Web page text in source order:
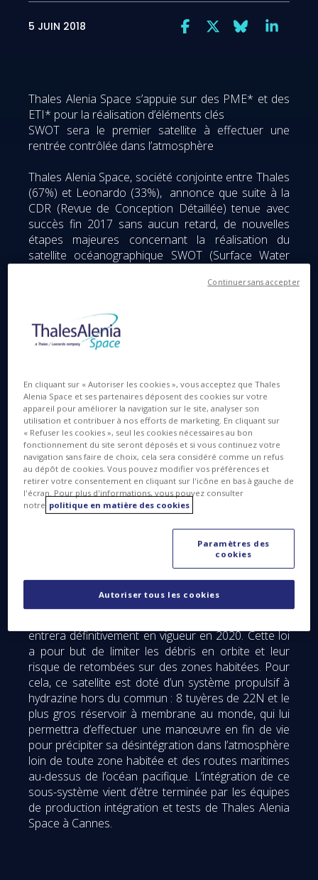
5 JUIN 2018
Thales Alenia Space s’appuie sur des PME* et des
ETI* pour la réalisation d’éléments clés
SWOT sera le premier satellite à effectuer une
rentrée contrôlée dans l’atmosphère
Thales Alenia Space, société conjointe entre Thales
(67%) et Leonardo (33%), annonce que suite à la
CDR (Revue de Conception Détaillée) tenue avec
succès fin 2017 sans aucun retard, de nouvelles
étapes majeures concernant la réalisation du
satellite océanographique SWOT (Surface Water
Réalisé en collaboration avec le JPL***, pour le
compte des agences spatiales française (CNES) et
américaine (NASA), SWOT est un programme
applications, dans la continuité des missions
opérationnelles Jason-1-2-3. Il est porteur
d’innovations technologiques sans précédent dans
le domaine de l’altimétrie.
Une plateforme de nouvelle génération
conforme à la Loi relative aux Opérations
Dans le cadre de ce programme, Thales Alenia
Space développe une plateforme de nouvelle
génération qui sera la première au monde à être
entrera définitivement en vigueur en 2020. Cette loi
a pour but de limiter les débris en orbite et leur
risque de retombées sur des zones habitées. Pour
cela, ce satellite est doté d’un système propulsif à
hydrazine hors du commun : 8 tuyères de 22N et le
plus gros réservoir à membrane au monde, qui lui
permettra d’effectuer une manœuvre en fin de vie
pour précipiter sa désintégration dans l’atmosphère
loin de toute zone habitée et des routes maritimes
au-dessus de l’océan pacifique. L’intégration de ce
sous-système vient d’être terminée par les équipes
de production intégration et tests de Thales Alenia
Space à Cannes.
En cliquant sur « Autoriser les cookies », vous acceptez que Thales
Alenia Space et ses partenaires déposent des cookies sur votre
appareil pour améliorer la navigation sur le site, analyser son
utilisation et contribuer à nos efforts de marketing. En cliquant sur
« Refuser les cookies », seul les cookies nécessaires au bon
fonctionnement du site seront déposés et si vous continuez votre
navigation sans faire de choix, cela sera considéré comme un refus
au dépôt de cookies. Vous pouvez modifier vos préférences et
retirer votre consentement en cliquant sur l'icône en bas à gauche de
l'écran. Pour plus d'informations, vous pouvez consulter
notre politique en matière des cookies
Paramètres des
cookies
Autoriser tous les cookies
Continuer sans accepter